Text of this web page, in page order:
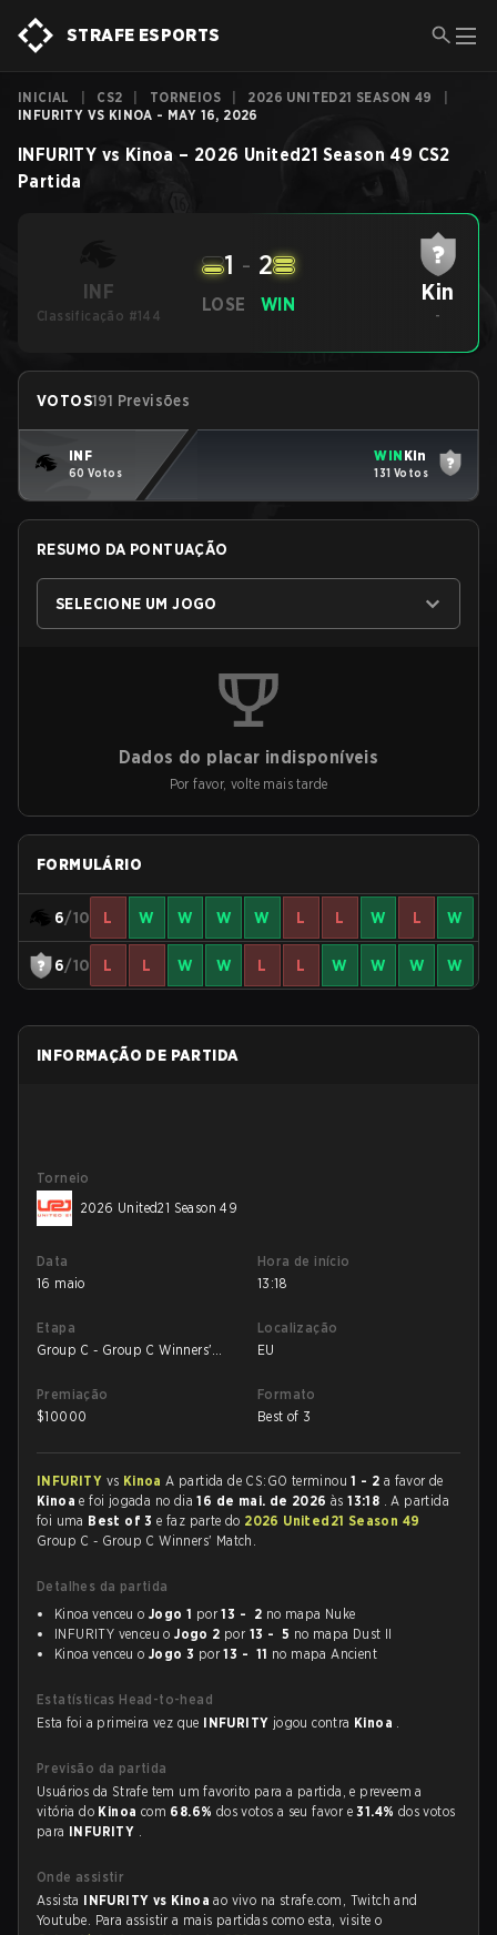
STRAFE ESPORTS
INICIAL CS2 TORNEIOS 2026 UNITED21 SEASON 49
INFURITY VS KINOA - MAY 16, 2026
INFURITY vs Kinoa – 2026 United21 Season 49 CS2
Partida
INF
Classificação #144
LOSE
1 - 2
WIN Kin
-
VOTOS191 Previsões
INF
60 Votos
WIN Kin
131 Votos
RESUMO DA PONTUAÇÃO
SELECIONE UM JOGO
Dados do placar indisponíveis
Por favor, volte mais tarde
FORMULÁRIO
6/10 L W W W W L L W L W
6/10 L L W W L L W W W W
INFORMAÇÃO DE PARTIDA
Torneio
2026 United21 Season 49
Data
16 maio
Hora de início
13:18
Etapa
Group C - Group C Winners'
Localização
EU
Premiação
$10000
Formato
Best of 3
INFURITY vs KinoaA partida de CS:GO terminou1 - 2 a favor de
Kinoae foi jogada no dia16 de mai. de 2026às13:18 . A partida
foi uma Best of 3e faz parte do 2026 United21 Season 49
Group C - Group C Winners' Match.
Detalhes da partida
Kinoa venceu o Jogo 1 por13 - 2 no mapa Nuke
INFURITY venceu oJogo 2 por 13 - 5 no mapa Dust II
Kinoa venceu o Jogo 3 por13 - 11 no mapa Ancient
Estatísticas Head-to-head
Esta foi a primeira vez que INFURITY jogou contra Kinoa .
Previsão da partida
Usuários da Strafe tem um favorito para a partida, e preveem a
vitória do Kinoa com 68.6% dos votos a seu favor e31.4% dos votos
para INFURITY .
Onde assistir
Assista INFURITY vs Kinoaao vivo na strafe.com, Twitch and
Youtube. Para assistir a mais partidas como esta, visite o